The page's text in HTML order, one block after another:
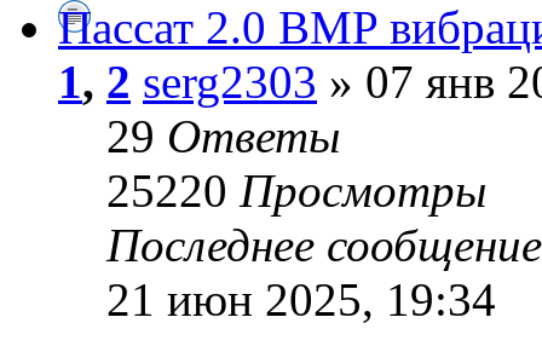
Пассат 2.0 BMP
1, 2 serg2303 » 07 янв
29 Ответы
25220 Просмотры
Последнее
21 июн 2025, 19:34